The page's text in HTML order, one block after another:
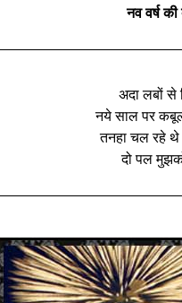
नव वर्ष
अदा लबों से
नये साल पर कबूल
तनहा चल रहे थे
दो पल